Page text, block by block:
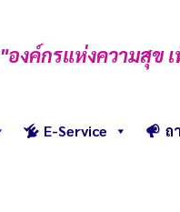
"องค์กรแห่งความสุข
E-Service ถ